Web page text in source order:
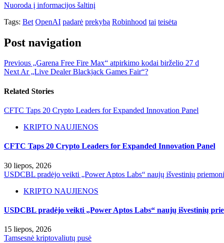
Nuoroda į informacijos šaltinį
Tags: Bet OpenAI padarė prekybą Robinhood tai teisėta
Post navigation
Previous „Garena Free Fire Max“ atpirkimo kodai birželio 27 d
NextAr „Live Dealer Blackjack Games Fair“?
Related Stories
CFTC Taps 20 Crypto Leaders for Expanded Innovation Panel
KRIPTO NAUJIENOS
CFTC Taps 20 Crypto Leaders for Expanded Innovation Panel
30 liepos, 2026
USDCBL pradėjo veikti „Power Aptos Labs“ naujų išvestinių
KRIPTO NAUJIENOS
USDCBL pradėjo veikti „Power Aptos Labs“ naujų išvestinių
15 liepos, 2026
Tamsesnė kriptovaliutų pusė